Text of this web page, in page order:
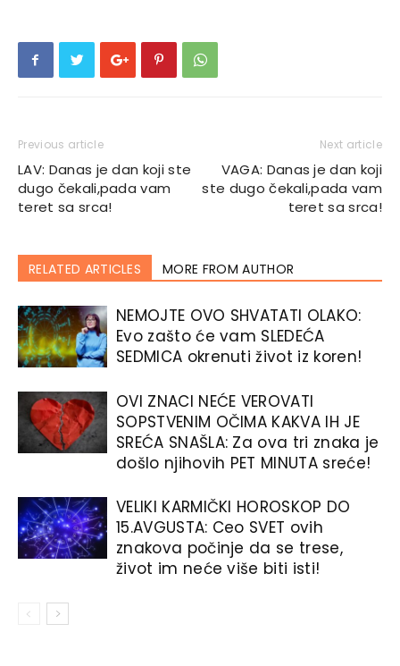
Previous article
LAV: Danas je dan koji ste
dugo čekali,pada vam
teret sa srca!
Next article
VAGA: Danas je dan koji
ste dugo čekali,pada vam
teret sa srca!
RELATED ARTICLES MORE FROM AUTHOR
NEMOJTE OVO SHVATATI OLAKO:
Evo zašto će vam SLEDEĆA
SEDMICA okrenuti život iz koren!
OVI ZNACI NEĆE VEROVATI
SOPSTVENIM OČIMA KAKVA IH JE
SREĆA SNAŠLA: Za ova tri znaka je
došlo njihovih PET MINUTA sreće!
VELIKI KARMIČKI HOROSKOP DO
15.AVGUSTA: Ceo SVET ovih
znakova počinje da se trese,
život im neće više biti isti!